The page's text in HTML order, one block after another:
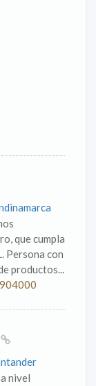
que cumpla
Persona con
productos...
a nivel